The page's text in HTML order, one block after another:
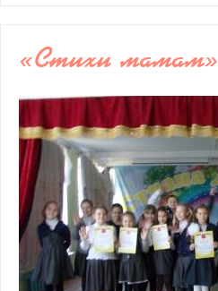
«Стихи мамам»